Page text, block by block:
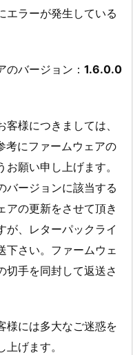
エラーが発生している
バージョン： 1.6.0.0
様につきましては、
考にファームウェアの
願い申し上げます。
バージョンに該当する
アの更新をさせて頂き
が、レターパックライ
下さい。ファームウェ
切手を同封して返送さ
様には多大なご迷惑を
げます。